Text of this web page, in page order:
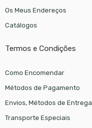
Os Meus Endereços
Catálogos
Termos e Condições
Como Encomendar
Métodos de Pagamento
Envios, Métodos de Entrega
Transporte Especiais